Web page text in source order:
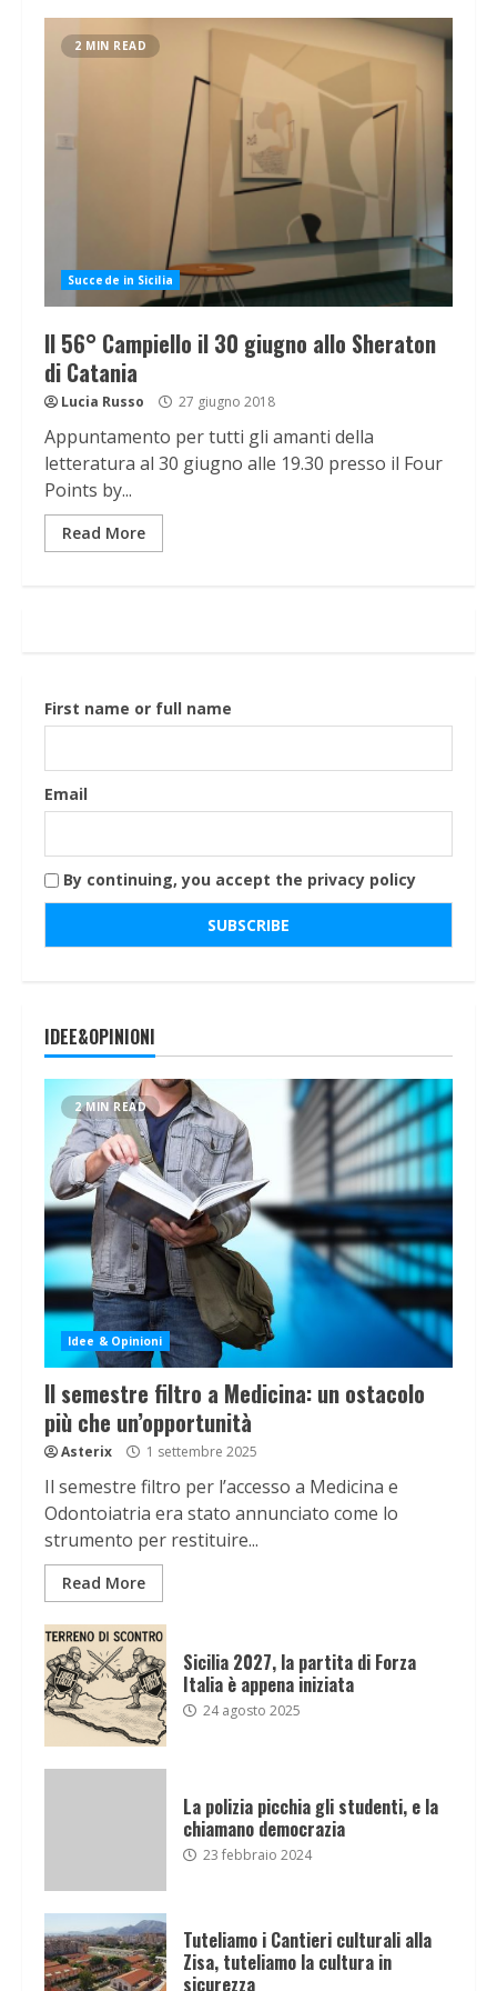
2 MIN READ
Succede in Sicilia
Il 56° Campiello il 30 giugno allo Sheraton
di Catania
Lucia Russo 27 giugno 2018
Appuntamento per tutti gli amanti della
letteratura al 30 giugno alle 19.30 presso il Four
Points by...
Read More
First name or full name
Email
By continuing, you accept the privacy policy
IDEE&OPINIONI
2 MIN READ
Idee & Opinioni
Il semestre filtro a Medicina: un ostacolo
più che un’opportunità
Asterix 1 settembre 2025
Il semestre filtro per l’accesso a Medicina e
Odontoiatria era stato annunciato come lo
strumento per restituire...
Read More
Sicilia 2027, la partita di Forza
Italia è appena iniziata
24 agosto 2025
La polizia picchia gli studenti, e la
chiamano democrazia
23 febbraio 2024
Tuteliamo i Cantieri culturali alla
Zisa, tuteliamo la cultura in
sicurezza